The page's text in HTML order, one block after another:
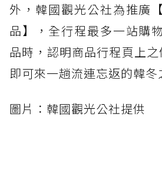
外，韓國觀光公社為推廣
品】，全行程最多一站購
品時，認明商品行程頁上之
即可來一趟流連忘返的韓冬
圖片：韓國觀光公社提供